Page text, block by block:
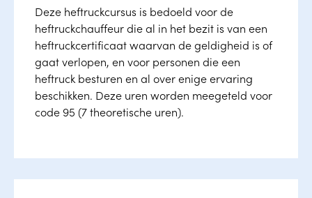
Deze heftruckcursus is bedoeld voor de
heftruckchauffeur die al in het bezit is van een
heftruckcertificaat waarvan de geldigheid is of
gaat verlopen, en voor personen die een
heftruck besturen en al over enige ervaring
beschikken. Deze uren worden meegeteld voor
code 95 (7 theoretische uren).